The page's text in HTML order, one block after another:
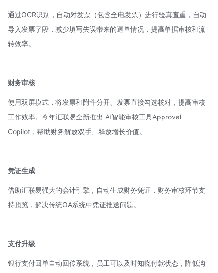
通过OCR识别，自动对发票（包含全电发票）进行验真查重，自动
导入发票字段，减少填写失误带来的退单情况，提高单据审核和流
转效率。
财务审核
使用双屏模式，将发票和附件分开、发票直接勾选核对，提高审核
工作效率。今年汇联易全新推出 AI智能审核工具Approval
Copilot ，帮助财务解放双手、释放增长价值。
凭证生成
借助汇联易强大的会计引擎，自动生成财务凭证，财务审核环节支
持预览，解决传统OA系统中凭证推送问题。
支付升级
银行支付回单自动回传系统，员工可以及时知晓付款状态，降低沟